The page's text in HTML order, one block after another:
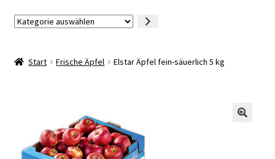
Vertrag widerrufen
Kategorie
Start Frische Äpfel Elstar Äpfel fein-säuerlich 5 kg